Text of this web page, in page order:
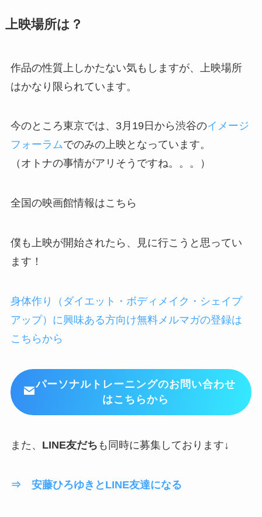
上映場所は？
作品の性質上しかたない気もしますが、上映場所
はかなり限られています。
今のところ東京では、3月19日から渋谷のイメージ
フォーラムでのみの上映となっています。
（オトナの事情がアリそうですね。。。）
全国の映画館情報はこちら
僕も上映が開始されたら、見に行こうと思ってい
ます！
身体作り（ダイエット・ボディメイク・シェイプ
アップ）に興味ある方向け無料メルマガの登録は
こちらから
パーソナルトレーニングのお問い合わせ
はこちらから
また、 LINE友だち も同時に募集しております↓
⇒ 安藤ひろゆきとLINE友達になる